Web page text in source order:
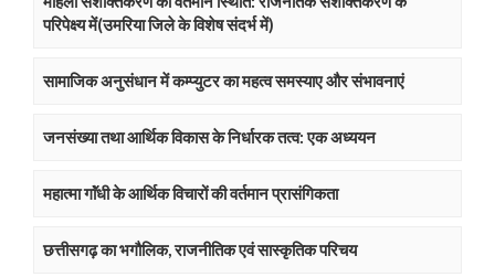
परिपेक्ष्य में(उमरिया जिले के विशेष संदर्भ में)
सामाजिक अनुसंधान में कम्प्युटर का महत्व समस्याए और संभावनाएं
जनसंख्या तथा आर्थिक विकास के निर्धारक तत्व: एक अध्ययन
महात्मा गाॅंधी के आर्थिक विचारों की वर्तमान प्रासंगिकता
छत्तीसगढ़ का भगौलिक, राजनीतिक एवं सास्कृतिक परिचय